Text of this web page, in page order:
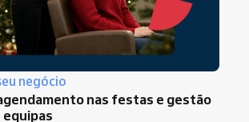
bonita e eficaz.
negócio
nas festas e gestão
equipas